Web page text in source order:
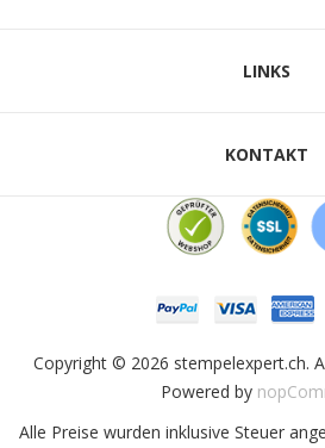
LINKS
KONTAKT
Copyright © 2026 stempelexpert.ch.
Powered by
Alle Preise wurden inklusive Steuer